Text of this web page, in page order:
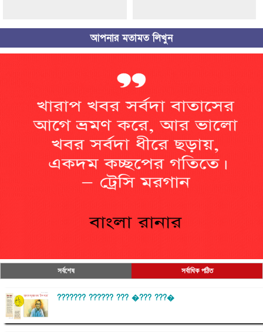
আপনার মতামত লিখুন
সর্বশেষ সর্বাধিক পঠিত
??????? ?????? ??? �??? ???�